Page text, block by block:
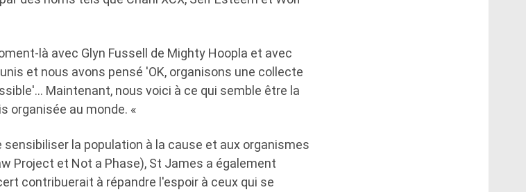
là avec Glyn Fussell de Mighty Hoopla et avec
et nous avons pensé 'OK, organisons une collecte
Maintenant, nous voici à ce qui semble être la
organisée au monde. «
la population à la cause et aux organismes
Project et Not a Phase), St James a également
contribuerait à répandre l'espoir à ceux qui se